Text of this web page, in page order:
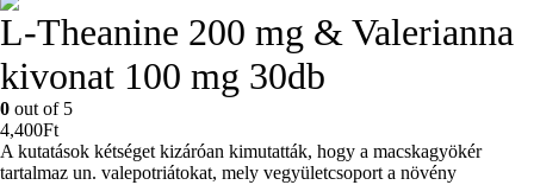
L-Theanine 200 mg & Valerianna
kivonat 100 mg 30db
0 out of 5
4,400Ft
A kutatások kétséget kizáróan kimutatták, hogy a macskagyökér
tartalmaz un. valepotriátokat, mely vegyületcsoport a növény